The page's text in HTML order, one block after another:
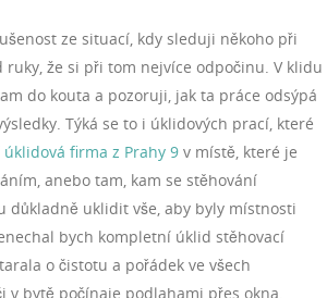
ze situací, kdy sleduji někoho při
že si při tom nejvíce odpočinu. V klidu
do kouta a pozoruji, jak ta práce odsýpá
Týká se to i úklidových prací, které
úklidová firma z Prahy 9 v místě, které je
anebo tam, kam se stěhování
důkladně uklidit vše, aby byly místnosti
bych kompletní úklid stěhovací
o čistotu a pořádek ve všech
v bytě počínaje podlahami přes okna,